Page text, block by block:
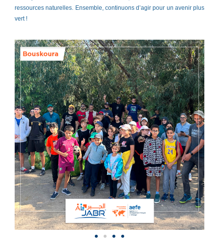
ressources naturelles. Ensemble, continuons d’agir pour un avenir plus
vert !
Déchets
Bouskoura